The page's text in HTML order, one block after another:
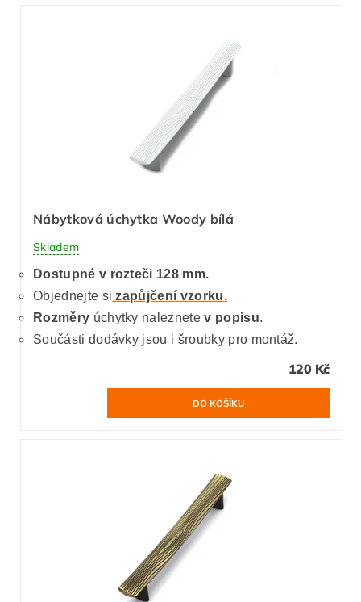
Nábytková úchytka Woody bílá
Skladem
Dostupné v rozteči 128 mm.
Objednejte si zapůjčení vzorku.
Rozměry úchytky naleznetev popisu.
Součásti dodávky jsou i šroubky pro montáž.
120 Kč